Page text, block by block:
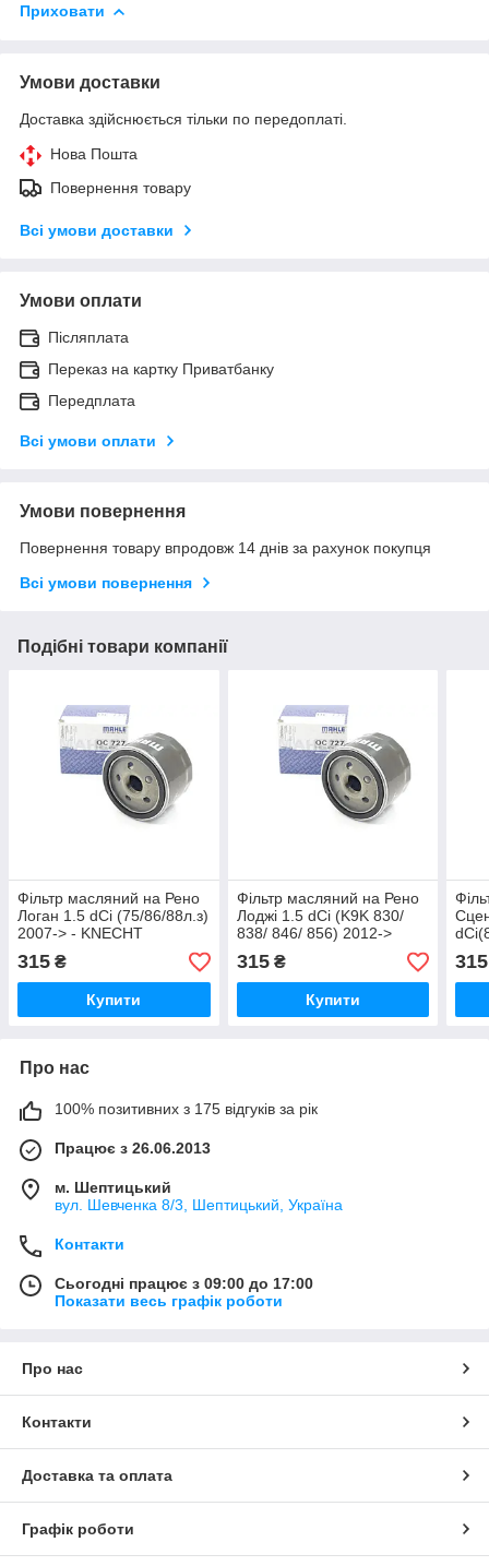
Приховати
Умови доставки
Доставка здійснюється тільки по передоплаті.
Нова Пошта
Повернення товару
Всі умови доставки
Умови оплати
Післяплата
Переказ на картку Приватбанку
Передплата
Всі умови оплати
Умови повернення
Повернення товару впродовж 14 днів за рахунок покупця
Всі умови повернення
Подібні товари компанії
Фільтр масляний на Рено
Логан 1.5 dCi (75/86/88л.з)
2007-> - KNECHT
(Німеччина) OC727
315 ₴
Купити
Фільтр масляний на Рено
Лоджі 1.5 dCi (K9K 830/
838/ 846/ 856) 2012->
KNECHT (Німеччина)
OC727
315₴
Купити
315
Про нас
100% позитивних з 175 відгуків за рік
Працює з 26.06.2013
м. Шептицький
вул. Шевченка 8/3, Шептицький, Україна
Контакти
Сьогодні працює з 09:00 до 17:00
Показати весь графік роботи
Про нас
Контакти
Доставка та оплата
Графік роботи